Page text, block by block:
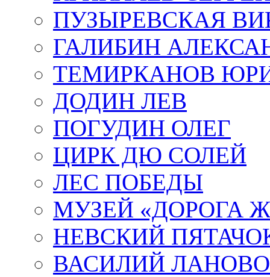
ПУЗЫРЕВСКАЯ
ГАЛИБИН
ТЕМИРКАНОВ
ДОДИН ЛЕВ
ПОГУДИН ОЛЕГ
ЦИРК ДЮ СОЛЕЙ
ЛЕС ПОБЕДЫ
МУЗЕЙ «ДОРОГА
НЕВСКИЙ
ВАСИЛИЙ